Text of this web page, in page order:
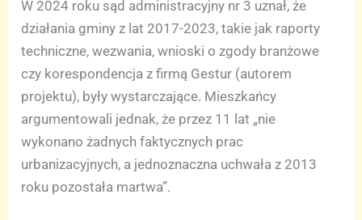
W 2024 roku sąd administracyjny nr 3 uznał, że
działania gminy z lat 2017-2023, takie jak raporty
techniczne, wezwania, wnioski o zgody branżowe
czy korespondencja z firmą Gestur (autorem
projektu), były wystarczające. Mieszkańcy
argumentowali jednak, że przez 11 lat „nie
wykonano żadnych faktycznych prac
urbanizacyjnych, a jednoznaczna uchwała z 2013
roku pozostała martwa”.